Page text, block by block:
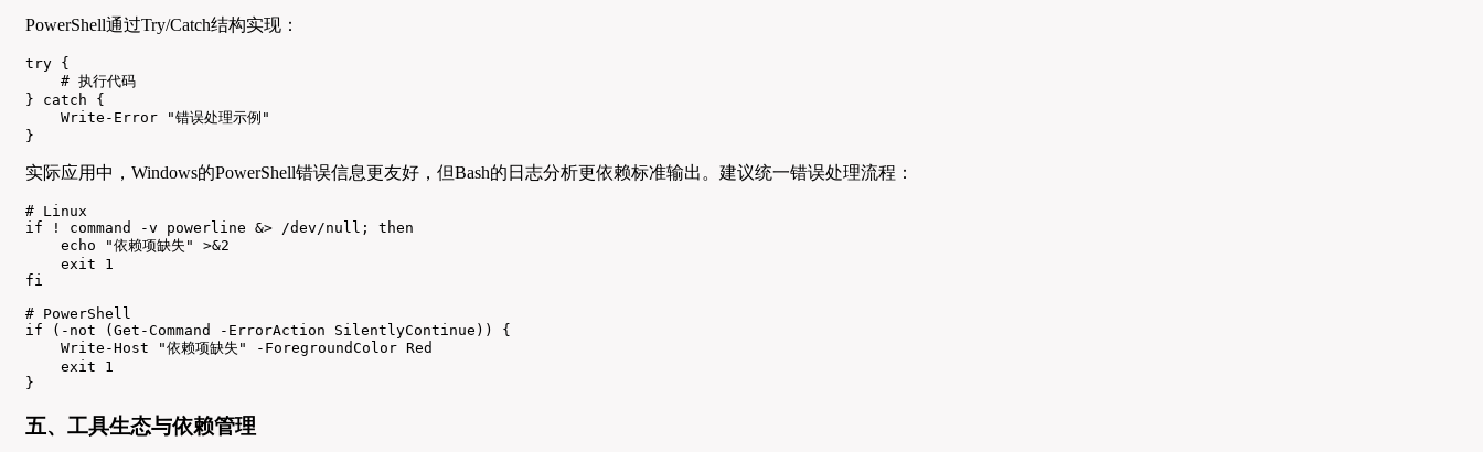
PowerShell通过Try/Catch结构实现：
try {
    # 执行代码
} catch {
    Write-Error "错误处理示例"
}
实际应用中，Windows的PowerShell错误信息更友好，但Bash的日志分析更依赖标准输出。建议统一错误处理流程：
# Linux
if ! command -v powerline &> /dev/null; then
    echo "依赖项缺失" >&2
    exit 1
fi
# PowerShell
if (-not (Get-Command -ErrorAction SilentlyContinue)) {
    Write-Host "依赖项缺失" -ForegroundColor Red
    exit 1
}
五、工具生态与依赖管理